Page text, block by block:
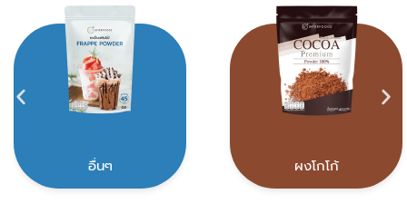
อื่นๆ ผงโกโก้